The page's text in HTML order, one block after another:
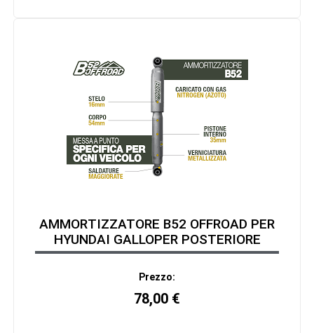
AMMORTIZZATORE B52 OFFROAD PER
HYUNDAI GALLOPER POSTERIORE
Prezzo:
78,00 €